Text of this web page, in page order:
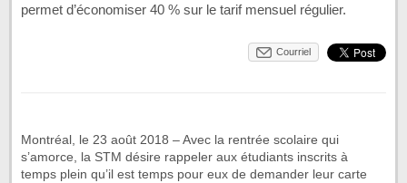
permet d’économiser 40 % sur le tarif mensuel régulier.
Courriel
Montréal, le 23 août 2018 – Avec la rentrée scolaire qui
s’amorce, la STM désire rappeler aux étudiants inscrits à
temps plein qu’il est temps pour eux de demander leur carte